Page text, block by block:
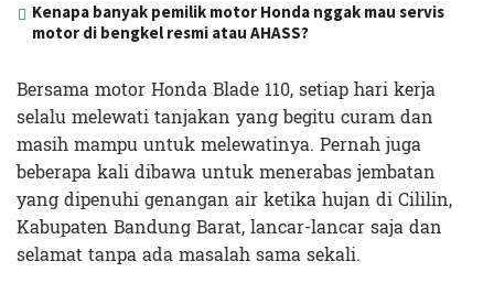
Kenapa banyak pemilik motor Honda nggak mau servis
motor di bengkel resmi atau AHASS?
Bersama motor Honda Blade 110, setiap hari kerja
selalu melewati tanjakan yang begitu curam dan
masih mampu untuk melewatinya. Pernah juga
beberapa kali dibawa untuk menerabas jembatan
yang dipenuhi genangan air ketika hujan di Cililin,
Kabupaten Bandung Barat, lancar-lancar saja dan
selamat tanpa ada masalah sama sekali.